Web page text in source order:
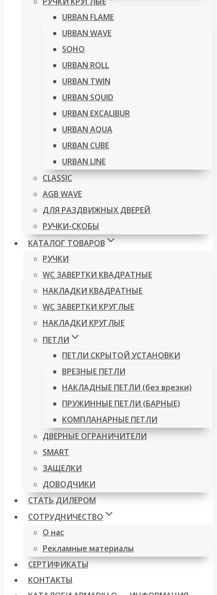
URBAN FLAME
URBAN WAVE
SOHO
URBAN ROLL
URBAN TWIN
URBAN SQUID
URBAN EXCALIBUR
URBAN AQUA
URBAN CUBE
URBAN LINE
CLASSIC
AGB WAVE
ДЛЯ РАЗДВИЖНЫХ ДВЕРЕЙ
РУЧКИ-СКОБЫ
КАТАЛОГ ТОВАРОВ
РУЧКИ
WC ЗАВЕРТКИ КВАДРАТНЫЕ
НАКЛАДКИ КВАДРАТНЫЕ
WC ЗАВЕРТКИ КРУГЛЫЕ
НАКЛАДКИ КРУГЛЫЕ
ПЕТЛИ
ПЕТЛИ СКРЫТОЙ УСТАНОВКИ
ВРЕЗНЫЕ ПЕТЛИ
НАКЛАДНЫЕ ПЕТЛИ (без врезки)
ПРУЖИННЫЕ ПЕТЛИ (БАРНЫЕ)
КОМПЛАНАРНЫЕ ПЕТЛИ
ДВЕРНЫЕ ОГРАНИЧИТЕЛИ
SMART
ЗАЩЕЛКИ
ДОВОДЧИКИ
СТАТЬ ДИЛЕРОМ
СОТРУДНИЧЕСТВО
О нас
Рекламные материалы
СЕРТИФИКАТЫ
КОНТАКТЫ